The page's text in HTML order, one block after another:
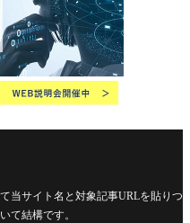
当サイト名と対象記事URLを貼りつ
て結構です。